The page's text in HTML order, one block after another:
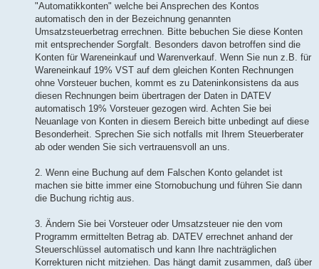
"Automatikkonten" welche bei Ansprechen des Kontos
automatisch den in der Bezeichnung genannten
Umsatzsteuerbetrag errechnen. Bitte bebuchen Sie diese Konten
mit entsprechender Sorgfalt. Besonders davon betroffen sind die
Konten für Wareneinkauf und Warenverkauf. Wenn Sie nun z.B. für
Wareneinkauf 19% VST auf dem gleichen Konten Rechnungen
ohne Vorsteuer buchen, kommt es zu Dateninkonsistens da aus
diesen Rechnungen beim übertragen der Daten in DATEV
automatisch 19% Vorsteuer gezogen wird. Achten Sie bei
Neuanlage von Konten in diesem Bereich bitte unbedingt auf diese
Besonderheit. Sprechen Sie sich notfalls mit Ihrem Steuerberater
ab oder wenden Sie sich vertrauensvoll an uns.
2. Wenn eine Buchung auf dem Falschen Konto gelandet ist
machen sie bitte immer eine Stornobuchung und führen Sie dann
die Buchung richtig aus.
3. Ändern Sie bei Vorsteuer oder Umsatzsteuer nie den vom
Programm ermittelten Betrag ab. DATEV errechnet anhand der
Steuerschlüssel automatisch und kann Ihre nachträglichen
Korrekturen nicht mitziehen. Das hängt damit zusammen, daß über